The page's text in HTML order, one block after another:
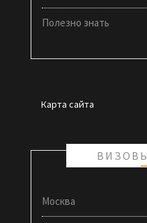
Полезно знать
Карта сайта
Москва